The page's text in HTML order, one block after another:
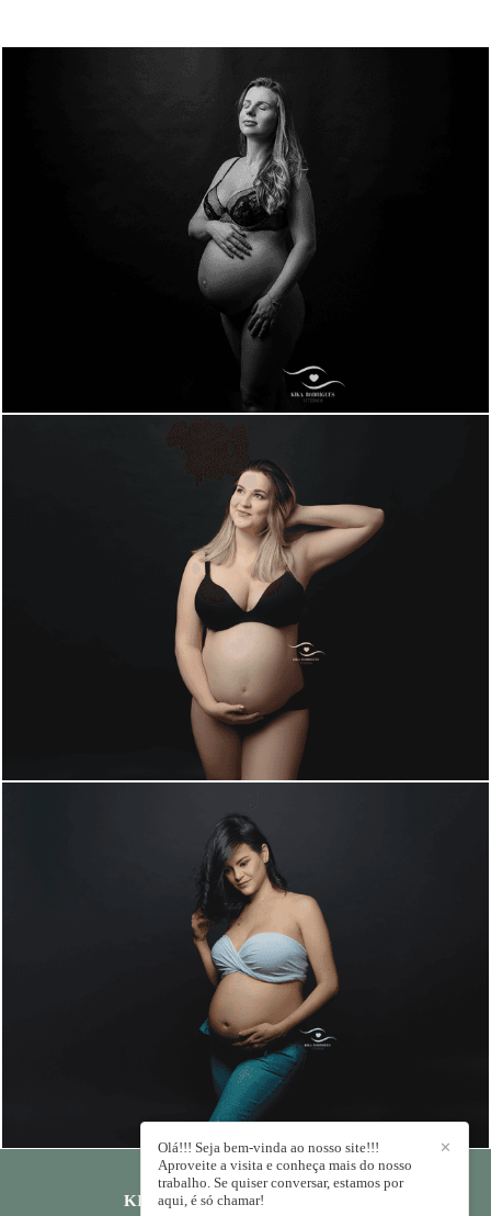
1284 0
1335
1330 0
KIKA RODRIGUES
✕
Olá!!! Seja bem-vinda ao nosso site!!!
Aproveite a visita e conheça mais do nosso
trabalho. Se quiser conversar, estamos por
aqui, é só chamar!